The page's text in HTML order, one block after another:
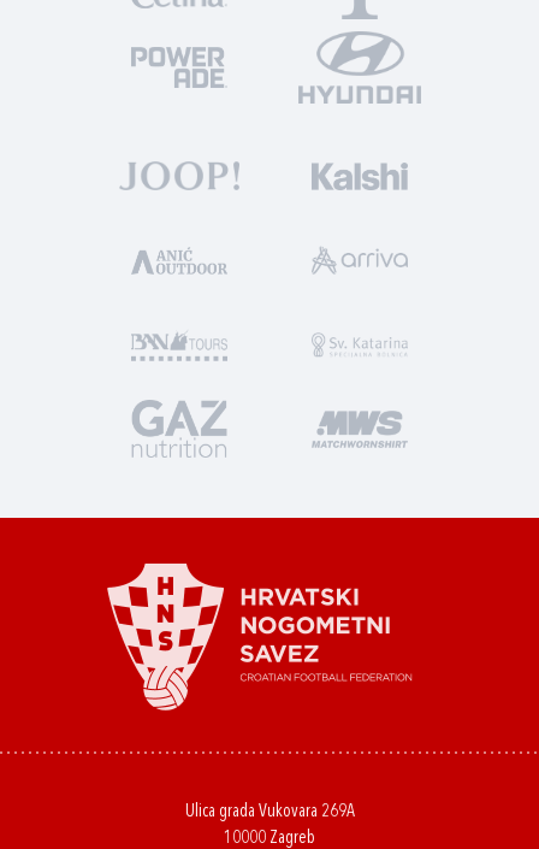
Ulica grada Vukovara 269A
10000 Zagreb